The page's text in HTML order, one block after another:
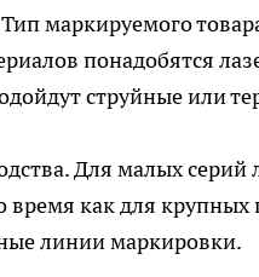
маркируемого
понадобятся
струйные или
Для малых
время как для крупных
линии маркировки.